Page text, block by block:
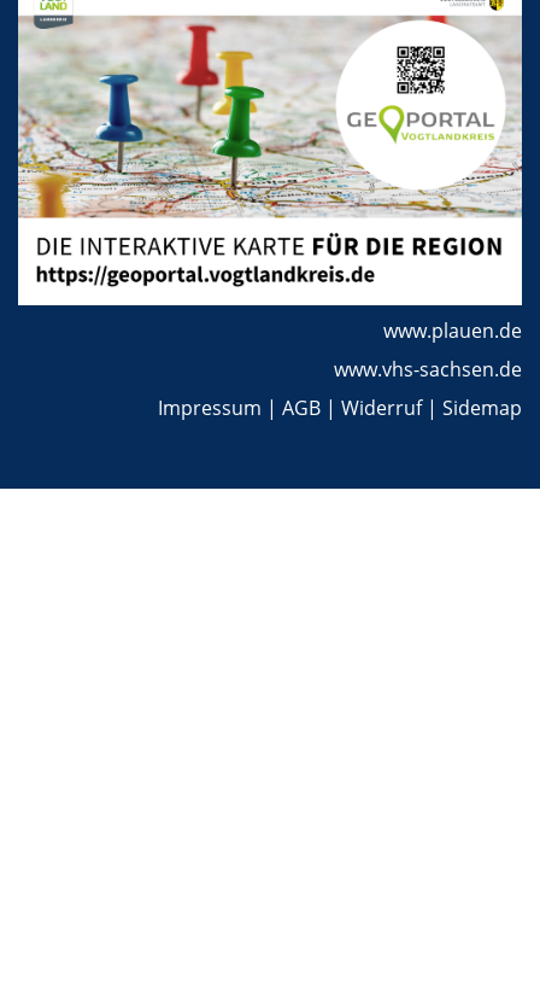
www.plauen.de
www.vhs-sachsen.de
Impressum | AGB | Widerruf| Sidemap